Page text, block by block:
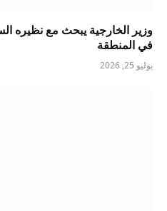
وزير الخارجية يبحث مع نظيره
في المنطقة
يوليو 25, 2026